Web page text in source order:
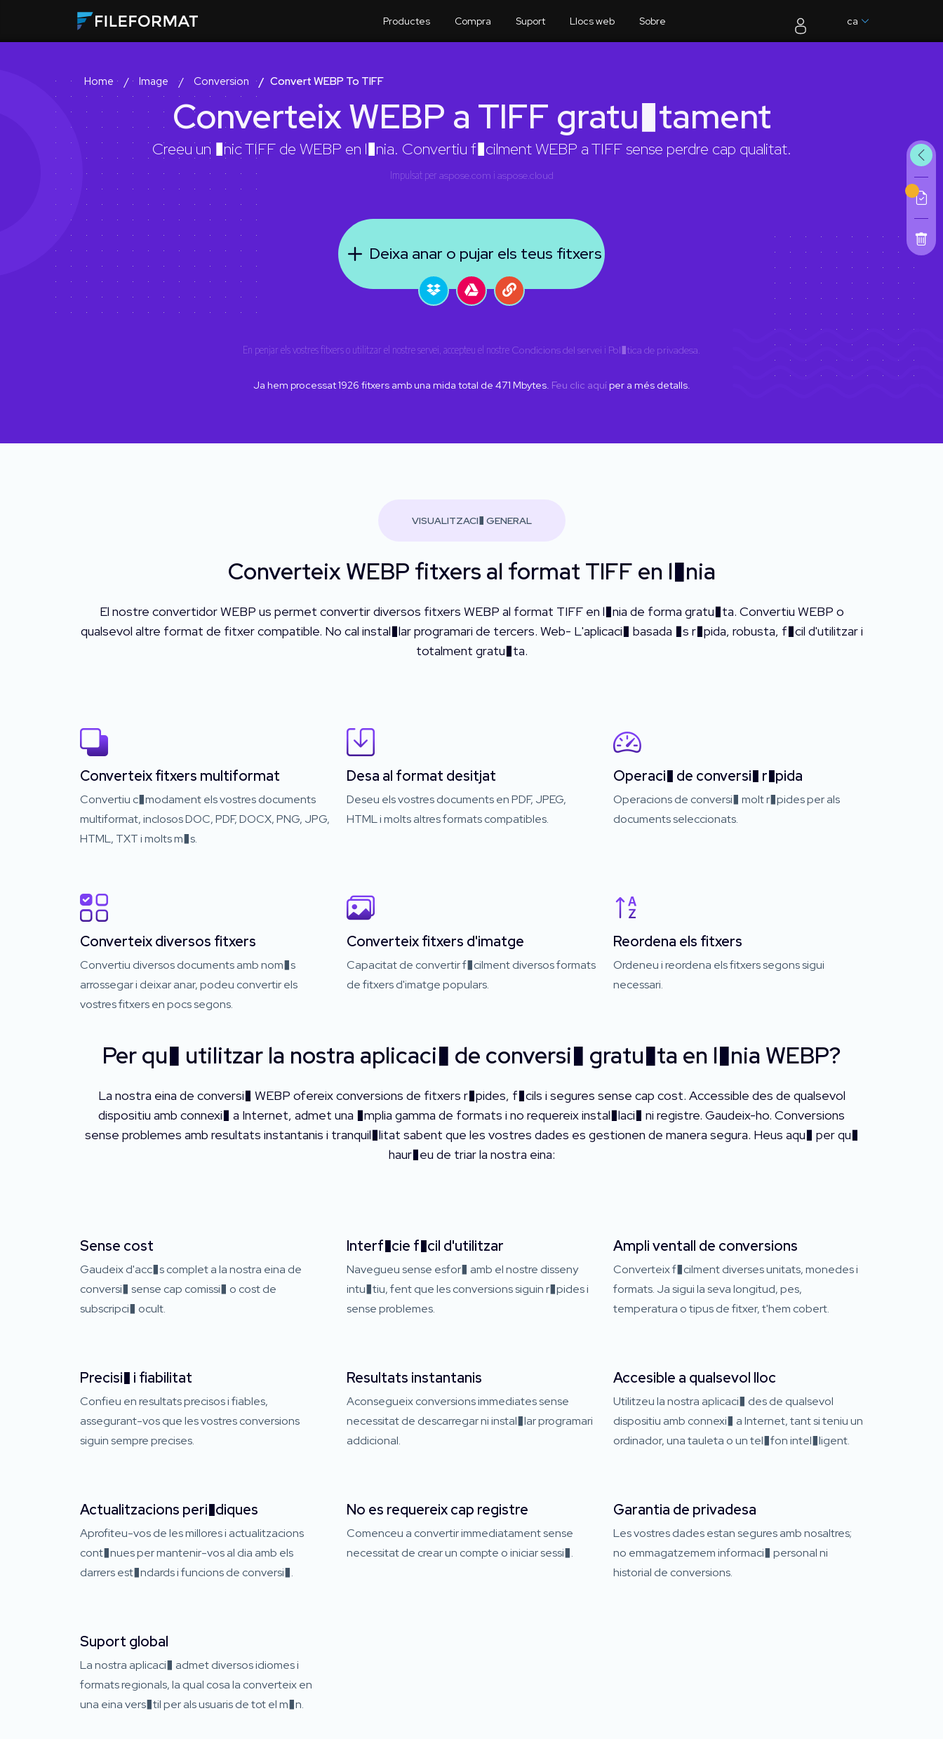
ca
Productes Compra Suport Llocs web Sobre
Home Image Conversion Convert WEBP To TIFF
Converteix WEBP a TIFF gratu�tament
Creeu un �nic TIFF de WEBP en l�nia. Convertiu f�cilment WEBP a TIFF sense perdre cap qualitat.
Impulsat per aspose.com i aspose.cloud
Deixa anar o pujar els teus fitxers
En penjar els vostres fitxers o utilitzar el nostre servei, accepteu el nostre Condicions del servei i Pol�tica de privadesa
Ja hem processat1926 fitxers amb una mida total de 471 Mbytes. Feu clic aquíper a més detalls.
VISUALITZACI� GENERAL
Converteix WEBP fitxers al format TIFF en l�nia
El nostre convertidor WEBP us permet convertir diversos fitxers WEBP al format TIFF en l�nia de forma gratu�ta. Convertiu WEBP o
qualsevol altre format de fitxer compatible. No cal instal�lar programari de tercers. Web- L'aplicaci� basada �s r�pida, robusta, f�cil d'utilitzar i
totalment gratu�ta.
Converteix fitxers multiformat
Convertiu c�modament els vostres documents
multiformat, inclosos DOC, PDF, DOCX, PNG, JPG,
HTML, TXT i molts m�s.
Desa al format desitjat
Deseu els vostres documents en PDF, JPEG,
HTML i molts altres formats compatibles.
Operaci� de conversi� r�pida
Operacions de conversi� molt r�pides per als
documents seleccionats.
Converteix diversos fitxers
Convertiu diversos documents amb nom�s
arrossegar i deixar anar, podeu convertir els
vostres fitxers en pocs segons.
Converteix fitxers d'imatge
Capacitat de convertir f�cilment diversos formats
de fitxers d'imatge populars.
Reordena els fitxers
Ordeneu i reordena els fitxers segons sigui
necessari.
Per qu� utilitzar la nostra aplicaci� de conversi� gratu�ta en l�nia WEBP?
La nostra eina de conversi� WEBP ofereix conversions de fitxers r�pides, f�cils i segures sense cap cost. Accessible des de qualsevol
dispositiu amb connexi� a Internet, admet una �mplia gamma de formats i no requereix instal�laci� ni registre. Gaudeix-ho. Conversions
sense problemes amb resultats instantanis i tranquil�litat sabent que les vostres dades es gestionen de manera segura. Heus aqu� per qu�
haur�eu de triar la nostra eina:
Sense cost
Gaudeix d'acc�s complet a la nostra eina de
conversi� sense cap comissi� o cost de
subscripci� ocult.
Interf�cie f�cil d'utilitzar
Navegueu sense esfor� amb el nostre disseny
intu�tiu, fent que les conversions siguin r�pides i
sense problemes.
Ampli ventall de conversions
Converteix f�cilment diverses unitats, monedes i
formats. Ja sigui la seva longitud, pes,
temperatura o tipus de fitxer, t'hem cobert.
Precisi� i fiabilitat
Confieu en resultats precisos i fiables,
assegurant-vos que les vostres conversions
siguin sempre precises.
Resultats instantanis
Aconsegueix conversions immediates sense
necessitat de descarregar ni instal�lar programari
addicional.
Accesible a qualsevol lloc
Utilitzeu la nostra aplicaci� des de qualsevol
dispositiu amb connexi� a Internet, tant si teniu un
ordinador, una tauleta o un tel�fon intel�ligent.
Actualitzacions peri�diques
Aprofiteu-vos de les millores i actualitzacions
cont�nues per mantenir-vos al dia amb els
darrers est�ndards i funcions de conversi�.
No es requereix cap registre
Comenceu a convertir immediatament sense
necessitat de crear un compte o iniciar sessi�.
Garantia de privadesa
Les vostres dades estan segures amb nosaltres;
no emmagatzemem informaci� personal ni
historial de conversions.
Suport global
La nostra aplicaci� admet diversos idiomes i
formats regionals, la qual cosa la converteix en
una eina vers�til per als usuaris de tot el m�n.